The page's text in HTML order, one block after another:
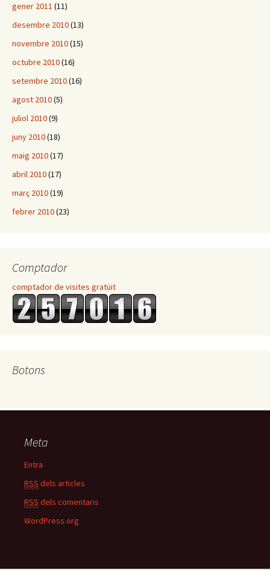
gener 2011 (11)
desembre 2010(13)
novembre 2010(15)
octubre 2010(16)
setembre 2010(16)
agost 2010(5)
juliol 2010(9)
juny 2010(18)
maig 2010(17)
abril 2010(17)
març 2010(19)
febrer 2010(23)
Comptador
comptador de visites gratüit
Botons
Meta
Entra
RSS dels articles
RSS dels comentaris
WordPress.org